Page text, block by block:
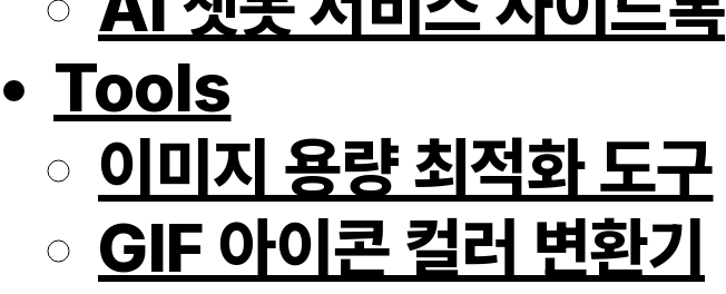
Tools
이미지 용량 최적화 도구
GIF 아이콘 컬러 변환기